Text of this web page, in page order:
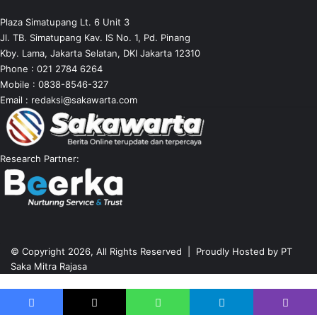
Plaza Simatupang Lt. 6 Unit 3
Jl. TB. Simatupang Kav. IS No. 1, Pd. Pinang
Kby. Lama, Jakarta Selatan, DKI Jakarta 12310
Phone : 021 2784 6264
Mobile : 0838-8546-327
Email : redaksi@sakawarta.com
Research Partner:
© Copyright 2026, All Rights Reserved | Proudly Hosted by PT
Saka Mitra Rajasa